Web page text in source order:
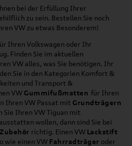
bei der Erfüllung Ihrer
zu sein. Bestellen Sie noch
VW zu etwas Besonderem!
Ihren Volkswagen oder Ihr
Finden Sie im aktuellen
VW alles, was Sie benötigen. Ihr
Sie in den Kategorien Komfort &
und Transport &
VW Gummifußmatten für Ihren
Ihren VW Passat mit Grundträgern
Sie Ihren VW Tiguan mit
ausstatten wollen, dann sind Sie bei
richtig. Einen VW Lackstift
wie einen VW Fahrradträger oder